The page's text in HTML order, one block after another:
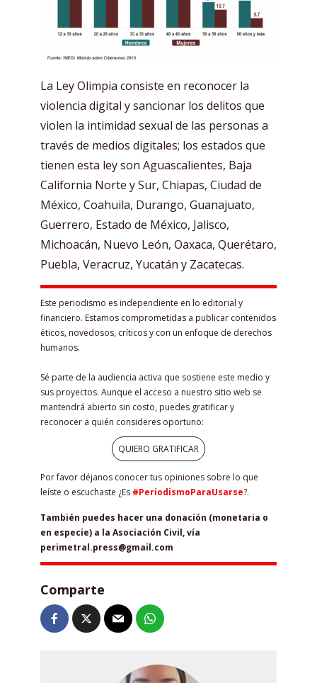
La Ley Olimpia consiste en reconocer la
violencia digital y sancionar los delitos que
violen la intimidad sexual de las personas a
través de medios digitales; los estados que
tienen esta ley son Aguascalientes, Baja
California Norte y Sur, Chiapas, Ciudad de
México, Coahuila, Durango, Guanajuato,
Guerrero, Estado de México, Jalisco,
Michoacán, Nuevo León, Oaxaca, Querétaro,
Puebla, Veracruz, Yucatán y Zacatecas.
Este periodismo es independiente en lo editorial y
financiero. Estamos comprometidas a publicar contenidos
éticos, novedosos, críticos y con un enfoque de derechos
humanos.
Sé parte de la audiencia activa que sostiene este medio y
sus proyectos. Aunque el acceso a nuestro sitio web se
mantendrá abierto sin costo, puedes gratificar y
reconocer a quién consideres oportuno:
QUIERO GRATIFICAR
Por favor déjanos conocer tus opiniones sobre lo que
leíste o escuchaste ¿Es #PeriodismoParaUsarse?.
También puedes hacer una donación (monetaria o
en especie) a la Asociación Civil, vía
perimetral.press@gmail.com
Comparte